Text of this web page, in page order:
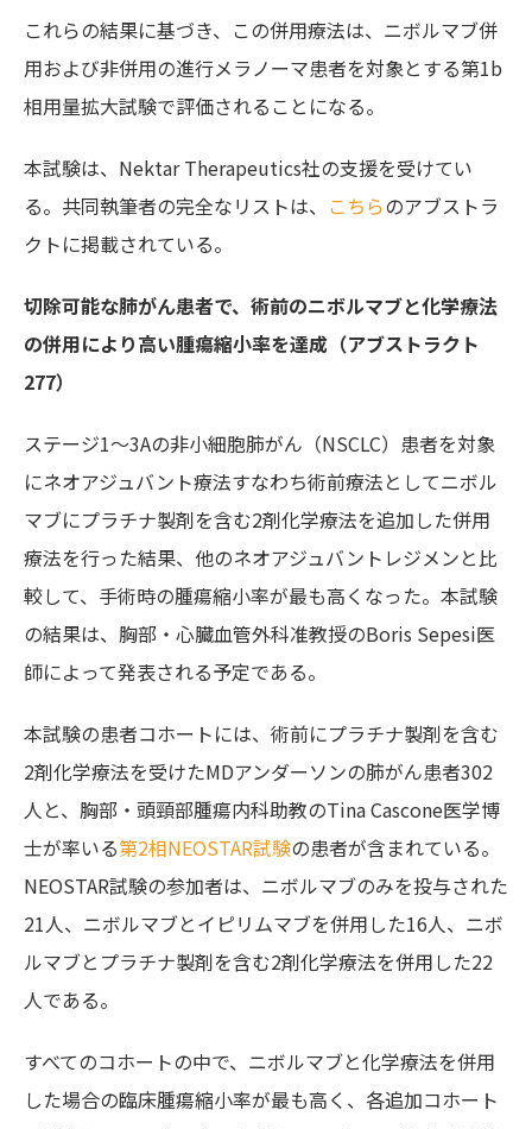
これらの結果に基づき、この併用療法は、ニボルマブ併
用および非併用の進行メラノーマ患者を対象とする第1b
相用量拡大試験で評価されることになる。
本試験は、Nektar Therapeutics社の支援を受けてい
る。共同執筆者の完全なリストは、 こちらのアブストラ
クトに掲載されている。
切除可能な肺がん患者で、術前のニボルマブと化学療法
の併用により高い腫瘍縮小率を達成（アブストラクト
277）
ステージ1～3Aの非小細胞肺がん（NSCLC）患者を対象
にネオアジュバント療法すなわち術前療法としてニボル
マブにプラチナ製剤を含む2剤化学療法を追加した併用
療法を行った結果、他のネオアジュバントレジメンと比
較して、手術時の腫瘍縮小率が最も高くなった。本試験
の結果は、胸部・心臓血管外科准教授のBoris Sepesi医
師によって発表される予定である。
本試験の患者コホートには、術前にプラチナ製剤を含む
2剤化学療法を受けたMDアンダーソンの肺がん患者302
人と、胸部・頭頸部腫瘍内科助教のTina Cascone医学博
士が率いる第2相NEOSTAR試験の患者が含まれている。
NEOSTAR試験の参加者は、ニボルマブのみを投与された
21人、ニボルマブとイピリムマブを併用した16人、ニボ
ルマブとプラチナ製剤を含む2剤化学療法を併用した22
人である。
すべてのコホートの中で、ニボルマブと化学療法を併用
した場合の臨床腫瘍縮小率が最も高く、各追加コホート